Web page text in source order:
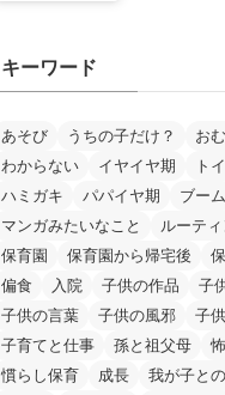
キーワード
あそび うちの子だけ？
お
わからない
イヤイヤ期
ト
ハミガキ
パパイヤ期 ブーム
マンガみたいなこと
ルーティ
保育園
保育園から帰宅後
偏食
入院 子供の作品
子
子供の言葉
子供の風邪
子
子育てと仕事
孫と祖父母
慣らし保育
成長
我が子と